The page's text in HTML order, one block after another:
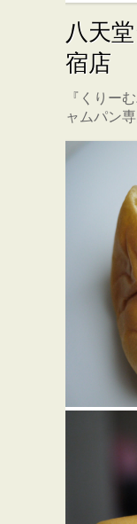
八天
宿店
『くりー
ャムパン専